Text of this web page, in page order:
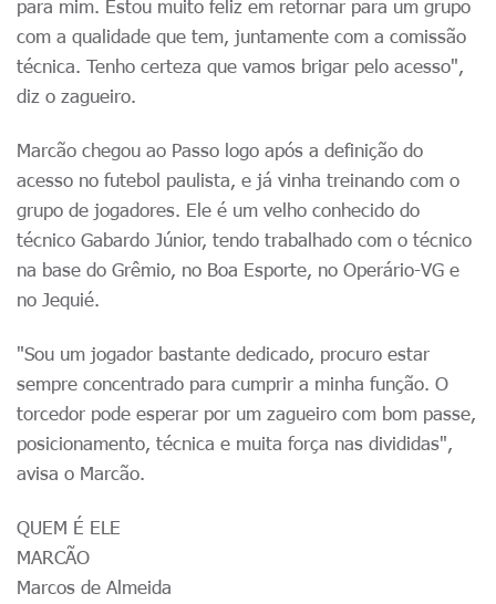
para mim. Estou muito feliz em retornar para um grupo
com a qualidade que tem, juntamente com a comissão
técnica. Tenho certeza que vamos brigar pelo acesso",
diz o zagueiro.
Marcão chegou ao Passo logo após a definição do
acesso no futebol paulista, e já vinha treinando com o
grupo de jogadores. Ele é um velho conhecido do
técnico Gabardo Júnior, tendo trabalhado com o técnico
na base do Grêmio, no Boa Esporte, no Operário-VG e
no Jequié.
"Sou um jogador bastante dedicado, procuro estar
sempre concentrado para cumprir a minha função. O
torcedor pode esperar por um zagueiro com bom passe,
posicionamento, técnica e muita força nas divididas",
avisa o Marcão.
QUEM É ELE
MARCÃO
Marcos de Almeida